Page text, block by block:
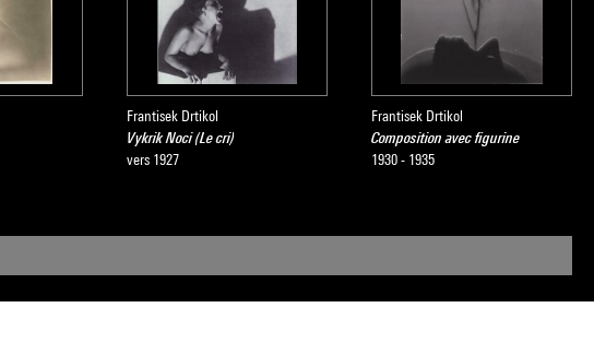
Frantisek Drtikol
Vykrik Noci (Le cri)
vers 1927
Frantisek Drtikol
Composition avec figurine
1930 - 1935